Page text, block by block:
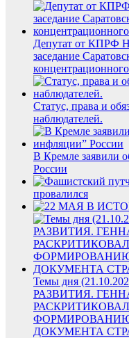
Депутат от КПРФ
заседание
Статус, права и
наблюдателей.
В Кремле заявили
России
провалился
Темы дня
РАЗВИТИЯ.
ДОКУМЕНТА